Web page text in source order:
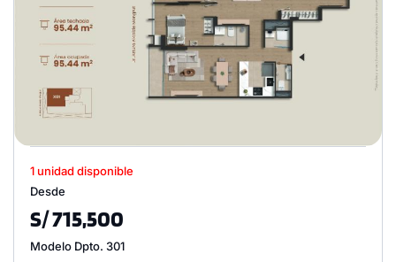
1 unidad disponible
Desde
S/ 715,500
Modelo Dpto. 301